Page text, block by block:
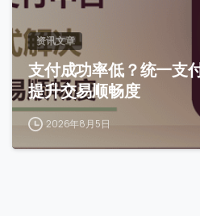
资讯文章
支付成功率低？统一支
提升交易顺畅度
2026年8月5日